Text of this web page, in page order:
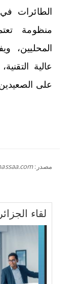
الطائرات
منظومة
المحليين،
عالية
على
مصدر:
لقاء